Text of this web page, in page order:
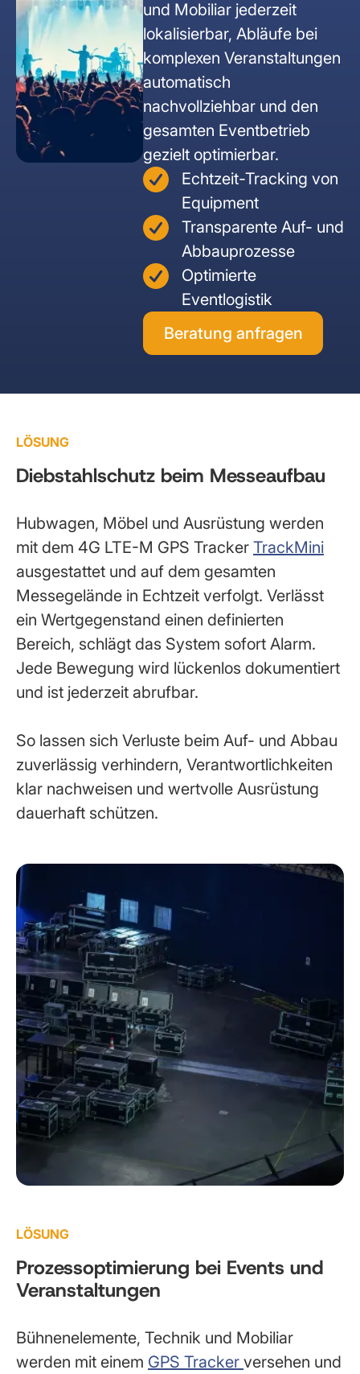
DREHKREUZE
Drehsperren
Personenschleusen
Schwingtüren
Mannshohe Drehkreuze
ELEKT. SCHLIESSSYSTEME
RFID Tablets
RFID Scanner
INDOOR SOLUTIONS
Indoor Tracker
People Tracker
SOFTWARE SOLUTIONS
Unternehmenssicherheit
EV-Charging
Healthcare & Labor
Bauwirtschaft
Events
und Mobiliar jederzeit
lokalisierbar, Abläufe bei
komplexen Veranstaltungen
automatisch
nachvollziehbar und den
gesamten Eventbetrieb
gezielt optimierbar.
Echtzeit-Tracking von
Equipment
Transparente Auf- und
Abbauprozesse
Optimierte
Eventlogistik
Beratung anfragen
LÖSUNG
Diebstahlschutz beim Messeaufbau
Hubwagen, Möbel und Ausrüstung werden
mit dem 4G LTE-M GPS Tracker TrackMini
ausgestattet und auf dem gesamten
Messegelände in Echtzeit verfolgt. Verlässt
ein Wertgegenstand einen definierten
Bereich, schlägt das System sofort Alarm.
Jede Bewegung wird lückenlos dokumentiert
und ist jederzeit abrufbar.
So lassen sich Verluste beim Auf- und Abbau
zuverlässig verhindern, Verantwortlichkeiten
klar nachweisen und wertvolle Ausrüstung
dauerhaft schützen.
LÖSUNG
Prozessoptimierung bei Events und
Veranstaltungen
Bühnenelemente, Technik und Mobiliar
werden mit einem GPS Tracker versehen und